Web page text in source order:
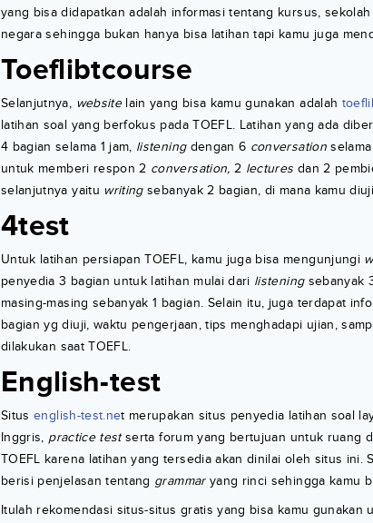
yang bisa didapatkan adalah informasi tentang kursus,
negara sehingga bukan hanya bisa latihan tapi kamu juga
Toeflibtcourse
Selanjutnya, websitelain yang bisa kamu gunakan adalah
latihan soal yang berfokus pada TOEFL. Latihan yang ada
4 bagian selama 1 jam, listeningdengan 6 conversation
untuk memberi respon 2 conversation, 2 lectures dan 2
selanjutnya yaitu writingsebanyak 2 bagian, di mana kamu diuji
4test
Untuk latihan persiapan TOEFL, kamu juga bisa mengunjungi
penyedia 3 bagian untuk latihan mulai dari listeningsebanyak
masing-masing sebanyak 1 bagian. Selain itu, juga terdapat
bagian yg diuji, waktu pengerjaan, tips menghadapi ujian,
dilakukan saat TOEFL.
English-test
Situsenglish-test.net merupakan situs penyedia latihan soal
Inggris, practice testserta forum yang bertujuan untuk ruang
TOEFL karena latihan yang tersedia akan dinilai oleh situs ini.
berisi penjelasan tentang grammaryang rinci sehingga kamu
Itulah rekomendasi situs-situs gratis yang bisa kamu gunakan